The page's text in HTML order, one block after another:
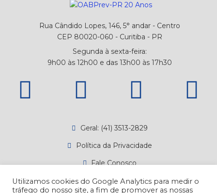
Rua Cândido Lopes, 146, 5° andar - Centro
CEP 80020-060 - Curitiba - PR
Segunda à sexta-feira:
9h00 às 12h00 e das 13h00 às 17h30
Geral: (41) 3513-2829
Política da Privacidade
Fale Conosco
Canal de Denúncias
Utilizamos cookies do Google Analytics para medir o
tráfego do nosso site, a fim de promover as nossas